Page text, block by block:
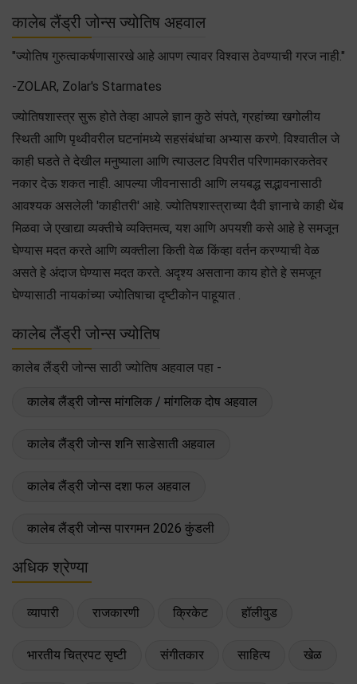
कालेब लैंड्री जोन्स ज्योतिष अहवाल
"ज्योतिष गुरुत्वाकर्षणासारखे आहे आपण त्यावर विश्वास ठेवण्याची गरज नाही."
-ZOLAR, Zolar's Starmates
ज्योतिषशास्त्र सुरू होते तेव्हा आपले ज्ञान कुठे संपते, ग्रहांच्या खगोलीय
स्थिती आणि पृथ्वीवरील घटनांमध्ये सहसंबंधांचा अभ्यास करणे. विश्वातील जे
काही घडते ते देखील मनुष्याला आणि त्याउलट विपरीत परिणामकारकतेवर
नकार देऊ शकत नाही. आपल्या जीवनासाठी आणि लयबद्ध सद्भावनासाठी
आवश्यक असलेली 'काहीतरी' आहे. ज्योतिषशास्त्राच्या दैवी ज्ञानाचे काही थेंब
मिळवा जे एखाद्या व्यक्तीचे व्यक्तिमत्व, यश आणि अपयशी कसे आहे हे समजून
घेण्यास मदत करते आणि व्यक्तीला किती वेळ किंव्हा वर्तन करण्याची वेळ
असते हे अंदाज घेण्यास मदत करते. अदृश्य असताना काय होते हे समजून
घेण्यासाठी नायकांच्या ज्योतिषाचा दृष्टीकोन पाहूयात .
कालेब लैंड्री जोन्स ज्योतिष
कालेब लैंड्री जोन्स साठी ज्योतिष अहवाल पहा -
कालेब लैंड्री जोन्स मांगलिक / मांगलिक दोष अहवाल
कालेब लैंड्री जोन्स शनि साडेसाती अहवाल
कालेब लैंड्री जोन्स दशा फल अहवाल
कालेब लैंड्री जोन्स पारगमन 2026 कुंडली
अधिक श्रेण्या
व्यापारी राजकारणी क्रिकेट हॉलीवुड
भारतीय चित्रपट सृष्टी संगीतकार साहित्य खेळ